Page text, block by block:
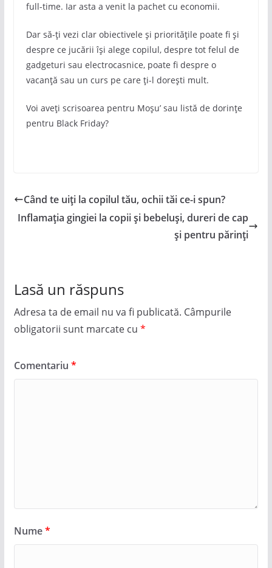
full-time. Iar asta a venit la pachet cu economii.
Dar să-ți vezi clar obiectivele și prioritățile poate fi și
despre ce jucării își alege copilul, despre tot felul de
gadgeturi sau electrocasnice, poate fi despre o
vacanță sau un curs pe care ți-l dorești mult.
Voi aveți scrisoarea pentru Moșu’ sau listă de dorințe
pentru Black Friday?
Când te uiți la copilul tău, ochii tăi ce-i spun?
Inflamația gingiei la copii și bebeluși, dureri de cap
și pentru părinți
Lasă un răspuns
Adresa ta de email nu va fi publicată. Câmpurile
obligatorii sunt marcate cu *
Comentariu *
Nume*